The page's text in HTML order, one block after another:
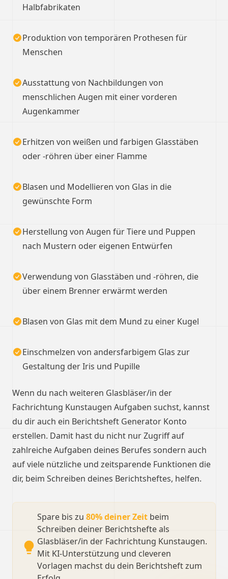
Halbfabrikaten
Produktion von temporären Prothesen für
Menschen
Ausstattung von Nachbildungen von
menschlichen Augen mit einer vorderen
Augenkammer
Erhitzen von weißen und farbigen Glasstäben
oder -röhren über einer Flamme
Blasen und Modellieren von Glas in die
gewünschte Form
Herstellung von Augen für Tiere und Puppen
nach Mustern oder eigenen Entwürfen
Verwendung von Glasstäben und -röhren, die
über einem Brenner erwärmt werden
Blasen von Glas mit dem Mund zu einer Kugel
Einschmelzen von andersfarbigem Glas zur
Gestaltung der Iris und Pupille
Wenn du nach weiteren Glasbläser/in der
Fachrichtung Kunstaugen Aufgaben suchst, kannst
du dir auch ein Berichtsheft Generator Konto
erstellen. Damit hast du nicht nur Zugriff auf
zahlreiche Aufgaben deines Berufes sondern auch
auf viele nützliche und zeitsparende Funktionen die
dir, beim Schreiben deines Berichtsheftes, helfen.
Spare bis zu 80% deiner Zeit beim
Schreiben deiner Berichtshefte als
Glasbläser/in der Fachrichtung Kunstaugen.
Mit KI-Unterstützung und cleveren
Vorlagen machst du dein Berichtsheft zum